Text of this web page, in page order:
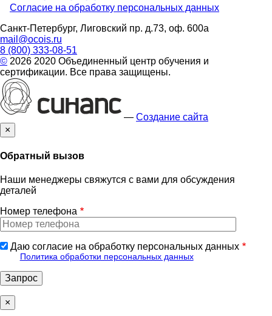
footer
Согласие на обработку персональных данных
Санкт-Петербург, Лиговский пр. д.73, оф. 600а
mail@ocois.ru
8 (800) 333-08-51
© 2026 2020 Объединенный центр обучения и
сертификации. Все права защищены.
— Создание сайта
×
Обратный вызов
Наши менеджеры свяжутся с вами для обсуждения
деталей
Номер телефона
Даю согласие на обработку персональных данных
Политика обработки персональных данных
×